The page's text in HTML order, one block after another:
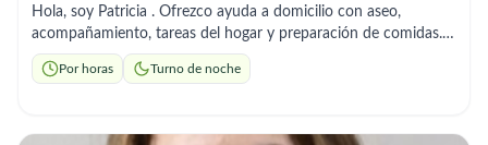
Hola, soy Patricia . Ofrezco ayuda a domicilio con aseo,
acompañamiento, tareas del hogar y preparación de comidas.
Soy responsable y me adapto a los horarios que necesites.”
Por horas Turno de noche